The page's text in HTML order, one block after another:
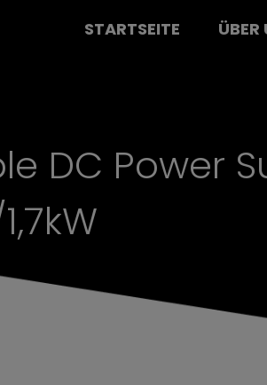
STARTSEITE ÜBER
DC Power